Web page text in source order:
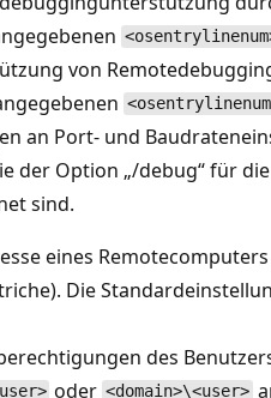
von
an Port- und
der Option „/debug“ für
sind.
eines
Die
des
oder <domain>\<user>